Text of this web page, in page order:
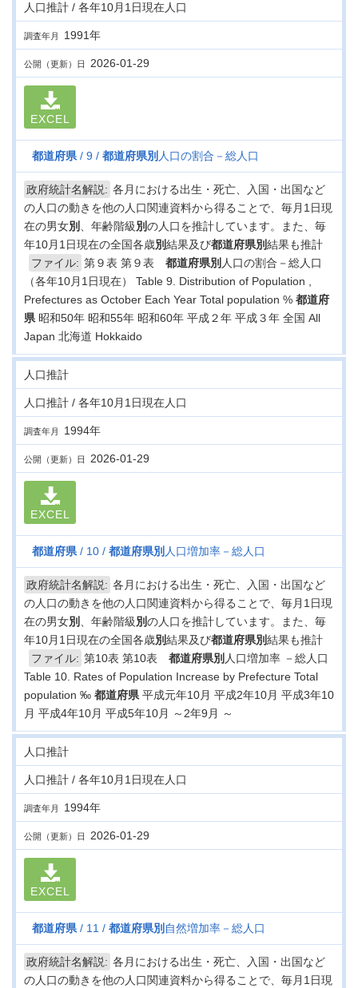
人口推計 / 各年10月1日現在人口
調査年月 1991年
公開（更新）日 2026-01-29
EXCEL
都道府県 9 都道府県別 人口の割合－総人口
政府統計名解説: 各月における出生・死亡、入国・出国など
の人口の動きを他の人口関連資料から得ることで、毎月1日現
在の男女別 、年齢階級別の人口を推計しています。また、毎
年10月1日現在の全国各歳別結果及び都道府県別結果も推計
ファイル: 第９表 第９表 都道府県別 人口の割合－総人口
（各年10月1日現在） Table 9. Distribution of Population ,
Prefectures as October Each Year Total population % 都道府
県昭和50年 昭和55年 昭和60年 平成２年 平成３年 全国 All
Japan 北海道 Hokkaido
人口推計
人口推計 / 各年10月1日現在人口
調査年月 1994年
公開（更新）日 2026-01-29
EXCEL
都道府県 10 都道府県別 人口増加率－総人口
政府統計名解説: 各月における出生・死亡、入国・出国など
の人口の動きを他の人口関連資料から得ることで、毎月1日現
在の男女別 、年齢階級別の人口を推計しています。また、毎
年10月1日現在の全国各歳別結果及び都道府県別結果も推計
ファイル: 第10表 第10表 都道府県別 人口増加率 －総人口
Table 10. Rates of Population Increase by Prefecture Total
population ‰ 都道府県平成元年10月 平成2年10月 平成3年10
月 平成4年10月 平成5年10月 ～2年9月 ～
人口推計
人口推計 / 各年10月1日現在人口
調査年月 1994年
公開（更新）日 2026-01-29
EXCEL
都道府県 11 都道府県別 自然増加率－総人口
政府統計名解説: 各月における出生・死亡、入国・出国など
の人口の動きを他の人口関連資料から得ることで、毎月1日現